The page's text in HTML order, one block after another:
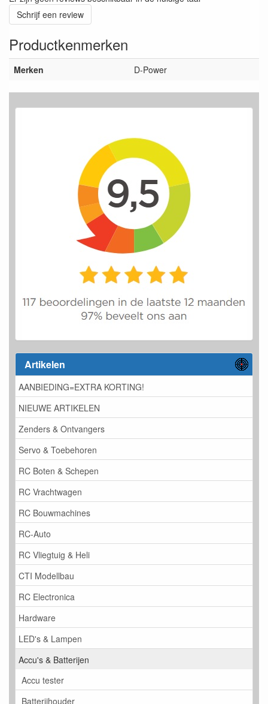
Artikelen
AANBIEDING=EXTRA KORTING!
NIEUWE ARTIKELEN
Zenders & Ontvangers
Servo & Toebehoren
RC Boten & Schepen
RC Vrachtwagen
RC Bouwmachines
RC-Auto
RC Vliegtuig & Heli
CTI Modellbau
RC Electronica
Hardware
LED's & Lampen
Accu's & Batterijen
Accu tester
Batterijhouder
Schrijf een review
Productkenmerken
Merken D-Power